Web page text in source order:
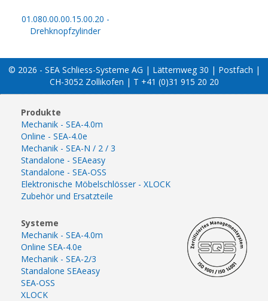
01.080.00.00.15.00.20 -
Drehknopfzylinder
© 2026 - SEA Schliess-Systeme AG | Lätternweg 30 | Postfach |
CH-3052 Zollikofen | T +41 (0)31 915 20 20
Produkte
Mechanik - SEA-4.0m
Online - SEA-4.0e
Mechanik - SEA-N / 2 / 3
Standalone - SEAeasy
Standalone - SEA-OSS
Elektronische Möbelschlösser - XLOCK
Zubehör und Ersatzteile
Systeme
Mechanik - SEA-4.0m
Online SEA-4.0e
Mechanik - SEA-2/3
Standalone SEAeasy
SEA-OSS
XLOCK